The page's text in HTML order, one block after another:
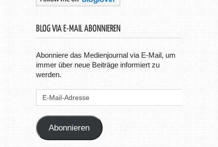
BLOG VIA E-MAIL ABONNIEREN
Abonniere das Medienjournal via E-Mail, um
immer über neue Beiträge informiert zu
werden.
Abonnieren